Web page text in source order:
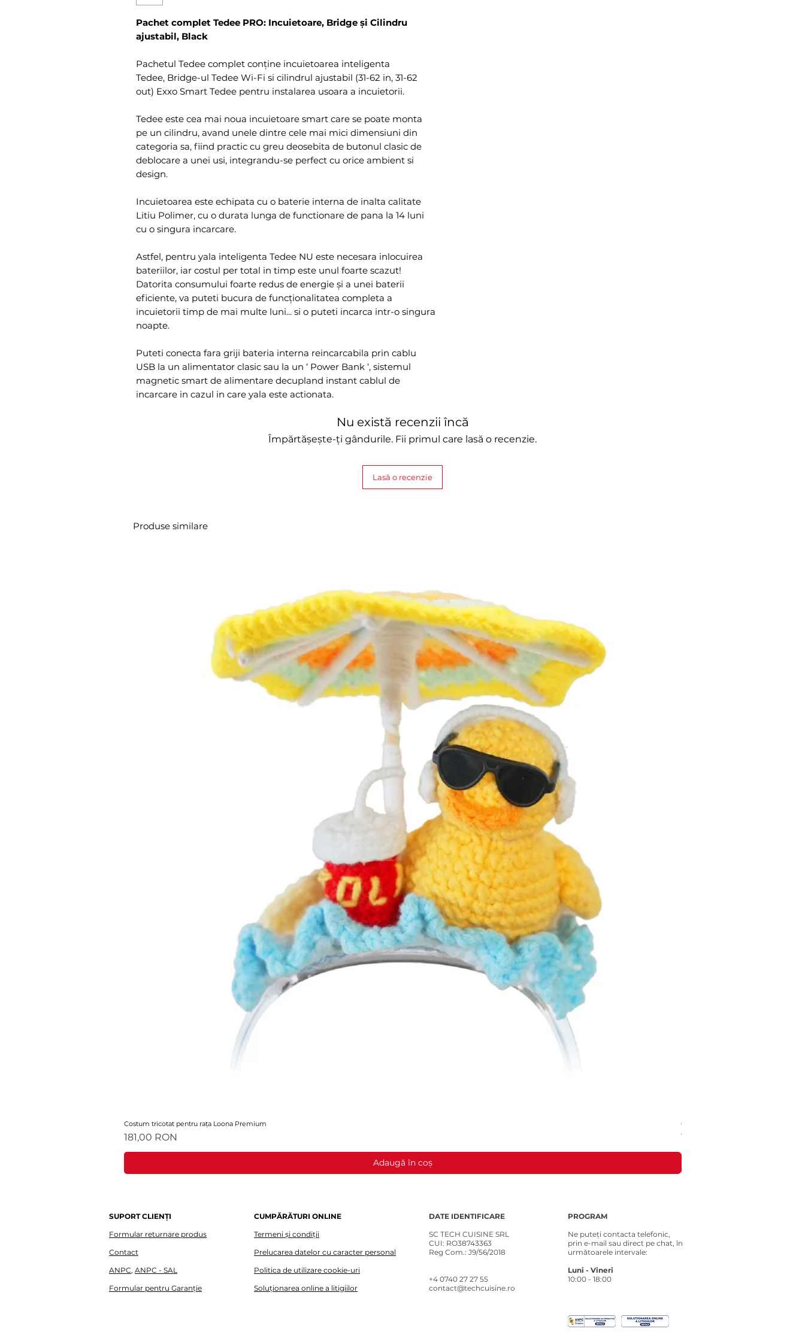
Pachet complet Tedee PRO: Incuietoare, Bridge și Cilindru
ajustabil, Black
Pachetul Tedee complet conține incuietoarea inteligenta
Tedee, Bridge-ul Tedee Wi-Fi si cilindrul ajustabil (31-62 in, 31-62
out) Exxo Smart Tedee pentru instalarea usoara a incuietorii.
Tedee este cea mai noua incuietoare smart care se poate monta
pe un cilindru, avand unele dintre cele mai mici dimensiuni din
categoria sa, fiind practic cu greu deosebita de butonul clasic de
deblocare a unei usi, integrandu-se perfect cu orice ambient si
design.
Incuietoarea este echipata cu o baterie interna de inalta calitate
Litiu Polimer, cu o durata lunga de functionare de pana la 14 luni
cu o singura incarcare.
Astfel, pentru yala inteligenta Tedee NU este necesara inlocuirea
bateriilor, iar costul per total in timp este unul foarte scazut!
Datorita consumului foarte redus de energie și a unei baterii
eficiente, va puteti bucura de funcționalitatea completa a
incuietorii timp de mai multe luni... si o puteti incarca intr-o singura
noapte.
Puteti conecta fara griji bateria interna reincarcabila prin cablu
USB la un alimentator clasic sau la un ‘ Power Bank ‘, sistemul
magnetic smart de alimentare decupland instant cablul de
incarcare in cazul in care yala este actionata.
Nu există recenzii încă
Împărtășește-ți gândurile. Fii primul care lasă o recenzie.
Lasă o recenzie
Produse similare
Costum tricotat pentru rața Loona Premium
Preț
181,00 RON
Adaugă în coș
Costum tricotat pentru Loona
Preț
181,00 RON
SUPORT CLIENȚI
Formular returnare produs
Contact
ANPC, ANPC - SAL
Formular pentru Garanție
CUMPĂRĂTURI ONLINE
Termeni și condiții
Prelucarea datelor cu caracter personal
Politica de utilizare cookie-uri
Soluționarea online a litigiilor
DATE IDENTIFICARE
SC TECH CUISINE SRL
CUI: RO38743363
Reg Com.: J9/56/2018
+4 0740 27 27 55​
contact@techcuisine.ro
PROGRAM
Ne puteți contacta telefonic,
prin e-mail sau direct pe chat, în
următoarele intervale:
Luni - Vineri
10:00 - 18:00